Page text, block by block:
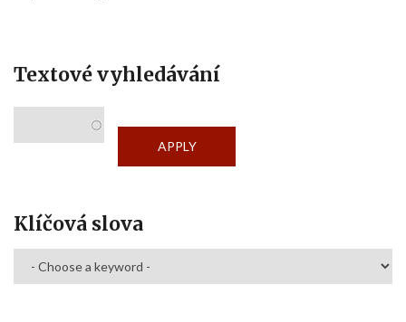
Textové vyhledávání
Klíčová slova